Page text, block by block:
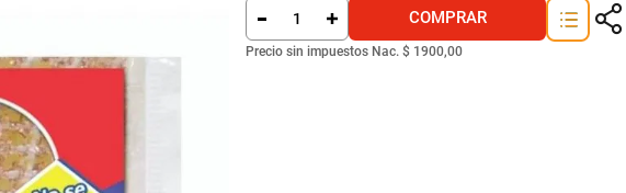
COMPRAR
Precio sin impuestos Nac. $ 1900,00